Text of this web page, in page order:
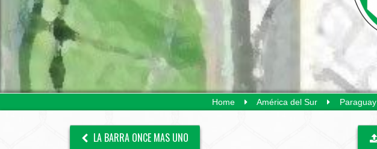
Home América del Sur Paraguay
LA BARRA ONCE MAS UNO